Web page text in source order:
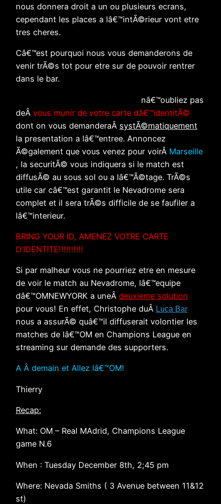
nous donnera droit a un ou plusieurs ecrans,
cependant les places a lâ€™intÃ©rieur vont etre
tres cheres.
Câ€™est pourquoi nous vous demanderons de
venir trÃ©s tot pour etre sur de pouvoir rentrer
dans le bar.
nâ€™oubliez pas
deÂ vous munir de votre carte dâ€™identitÃ©
dont on vous demanderaÂ systÃ©matiquement
la presentation a lâ€™entree. Annoncez
Ã©galement que vous venez pour voirÂ Marseille
, la securitÃ© vous indiquera si le match est
diffusÃ© au sous sol ou a lâ€™Ã©tage. TrÃ©s
utile car câ€™est garantit le Nevadrome sera
complet et il sera trÃ©s difficile de se faufiler a
lâ€™interieur.
BRING YOUR ID, AMENEZ VOTRE CARTE
D’IDENTITE!!!!!!!!!!
Si par malheur vous ne pourriez etre en mesure
de voir le match au Nevadrome, lâ€™equipe
dâ€™OMNEWYORK a uneÂ deuxieme solution
pour vous! En effet, Christophe duÂ Luca Bar
nous a assurÃ© quâ€™il diffuserait volontier les
matches de lâ€™OM en Champions League en
streaming sur demande des supporters.
A Â demain et Allez lâ€™OM!
Thierry
Recap:
What: OM – Real MAdrid, Champions League
game N.6
When : Tuesday December 8th, 2;45 pm
Where: Nevada Smiths ( 3 Avenue between 11&12
st)